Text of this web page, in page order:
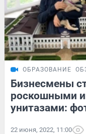
ОБРАЗОВАНИЕ
Бизнесмены
роскошными
унитазами:
22 июня, 2022, 11:00